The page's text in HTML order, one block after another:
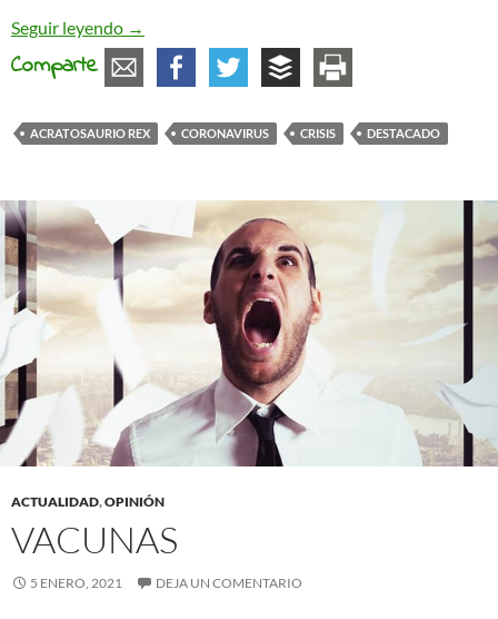
Seguir leyendo Viviendo en el Reinado del Miedo
→
Comparte
ACRATOSAURIO REX CORONAVIRUS CRISIS DESTACADO
ACTUALIDAD,OPINIÓN
VACUNAS
5 ENERO, 2021 DEJA UN COMENTARIO